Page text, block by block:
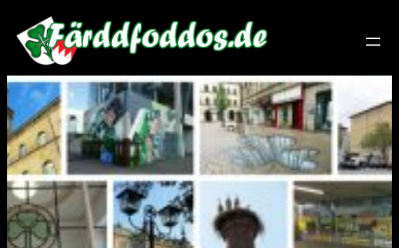
Zum
Inhalt
springen